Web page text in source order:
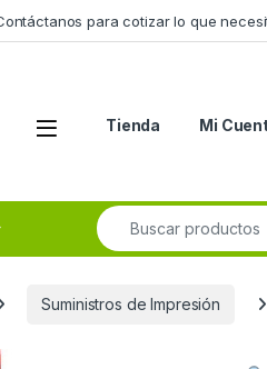
para cotizar lo que
Tienda Mi
Search for:
Suministros de Impresión